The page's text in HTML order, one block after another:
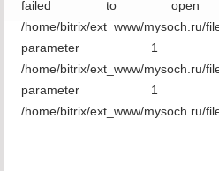
failed to
/home/bitrix/ext_www/
parameter
/home/bitrix/ext_www/
parameter
/home/bitrix/ext_www/mysoch.ru/